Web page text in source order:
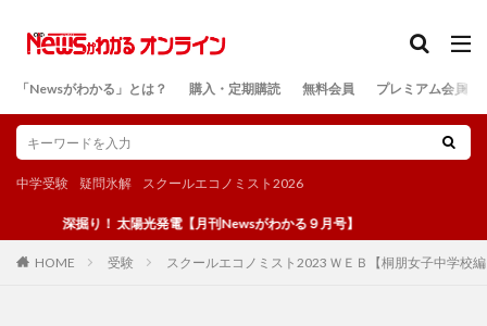
「Newsがわかる」とは？ 購入・定期購読 無料会員 プレミアム会員
中学受験 疑問氷解 スクールエコノミスト2026
深掘り！ 太陽光発電【月刊Newsがわかる９月号】
HOME 受験 スクールエコノミスト2023 ＷＥＢ【桐朋女子中学校
検索